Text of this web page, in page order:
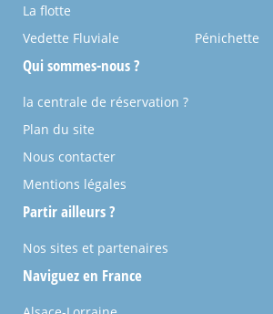
La flotte
Vedette Fluviale
Pénichette
Qui sommes-nous ?
la centrale de réservation ?
Plan du site
Nous contacter
Mentions légales
Partir ailleurs ?
Nos sites et partenaires
Naviguez en France